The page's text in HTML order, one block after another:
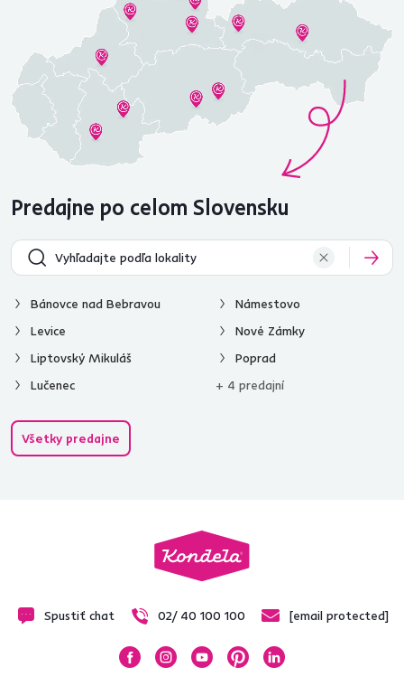
Predajne po celom Slovensku
Bánovce nad Bebravou
Levice
Liptovský Mikuláš
Lučenec
Námestovo
Nové Zámky
Poprad
+ 4 predajní
Všetky predajne
Spustiť chat 02/ 40 100 100 [email protected]